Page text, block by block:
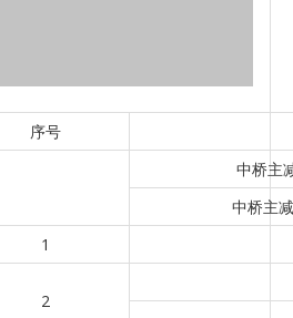
序号
中桥主
中桥主
1
2